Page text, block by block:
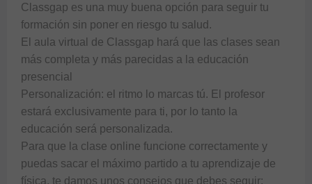
Classgap es una muy buena opción para seguir tu
formación sin poner en riesgo tu salud.
El aula virtual de Classgap hará que las clases sean
más completa y más parecidas a la educación
presencial
Personalización: el ritmo lo marcas tú. El profesor
estará exclusivamente para ti, por lo tanto la
educación será personalizada.
Para que la clase online funcione correctamente y
puedas sacar el máximo partido a tu aprendizaje de
física, te damos unos consejos que debes seguir: